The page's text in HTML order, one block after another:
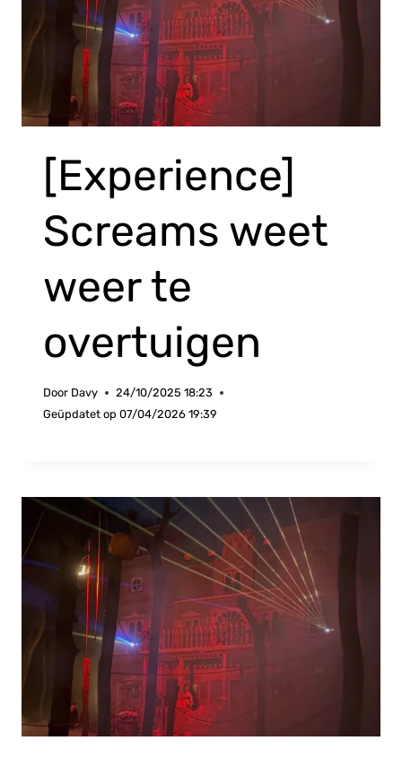
[Experience]
Screams weet
weer te
overtuigen
Door Davy
24/10/2025 18:23
Geüpdatet op 07/04/2026 19:39